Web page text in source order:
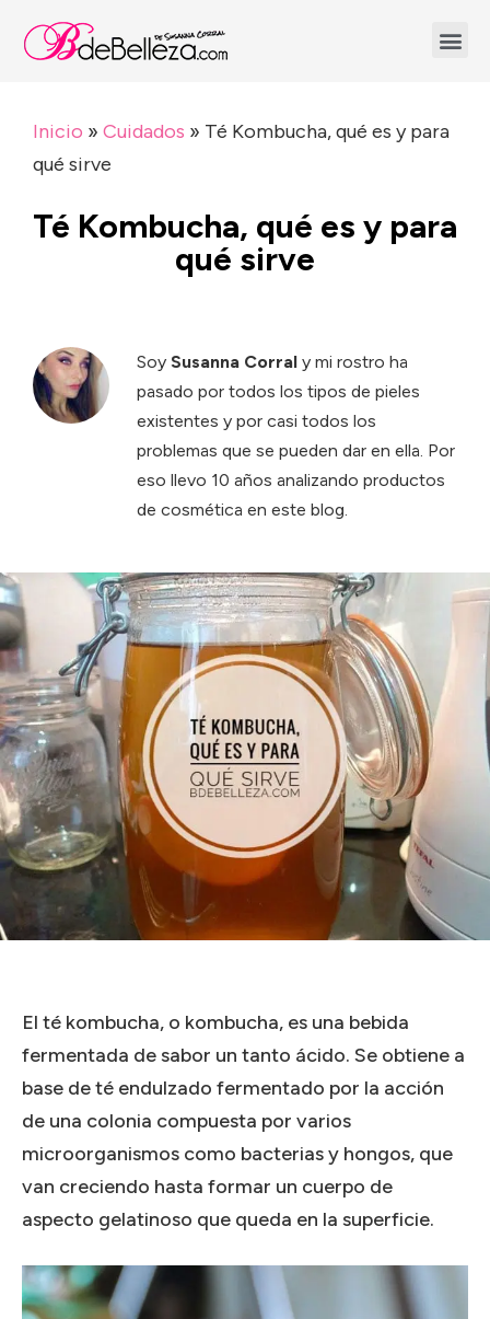
Inicio » Cuidados » Té Kombucha, qué es y para
qué sirve
Té Kombucha, qué es y para
qué sirve
Soy Susanna Corral y mi rostro ha
pasado por todos los tipos de pieles
existentes y por casi todos los
problemas que se pueden dar en ella. Por
eso llevo 10 años analizando productos
de cosmética en este blog.
El té kombucha, o kombucha, es una bebida
fermentada de sabor un tanto ácido. Se obtiene a
base de té endulzado fermentado por la acción
de una colonia compuesta por varios
microorganismos como bacterias y hongos, que
van creciendo hasta formar un cuerpo de
aspecto gelatinoso que queda en la superficie.